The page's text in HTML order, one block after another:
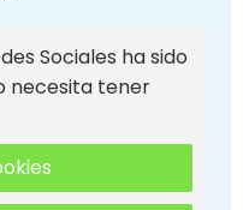
Sociales ha sido
necesita tener